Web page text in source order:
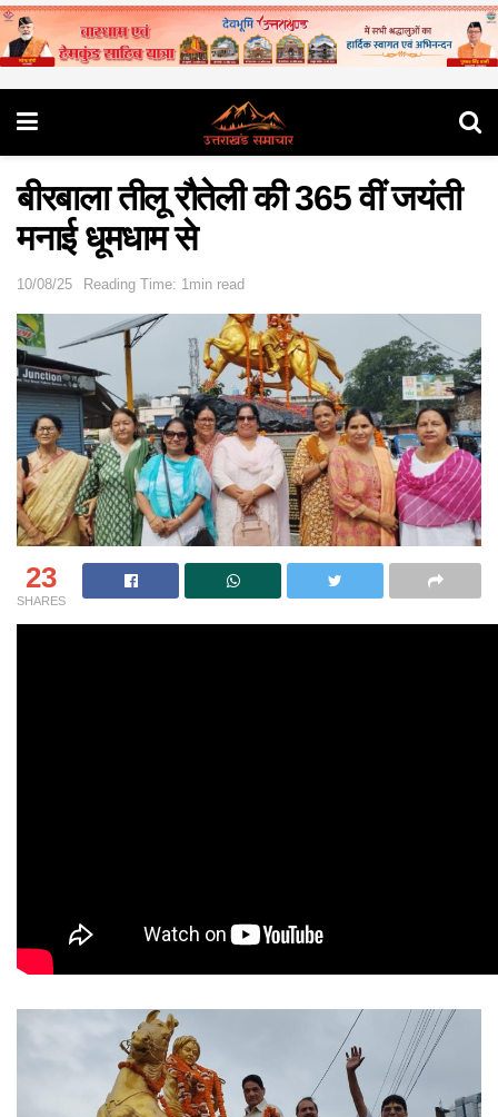
बीरबाला तीलू रौतेली की 365 वीं जयंती
मनाई धूमधाम से
10/08/25 Reading Time: 1min read
23
SHARES